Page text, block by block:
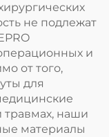
не подлежат
и
от того,
для
наши
материалы